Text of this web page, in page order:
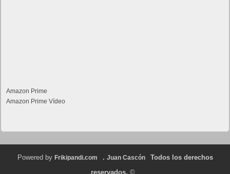
Amazon Prime
Amazon Prime Vídeo
Powered by Frikipandi.com . Juan Cascón
Todos los derechos
reservados. ©